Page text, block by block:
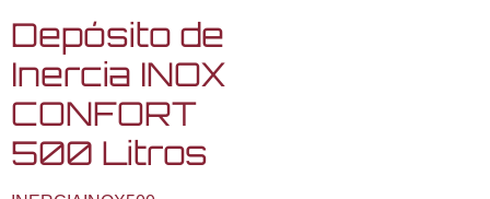
Depósito de
Inercia INOX
CONFORT
500 Litros